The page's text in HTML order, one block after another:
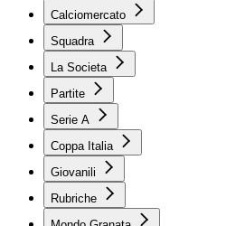
Calciomercato
Squadra
La Societa
Partite
Serie A
Coppa Italia
Giovanili
Rubriche